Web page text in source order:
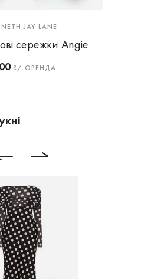
JAY LANE
сережки Angie
₴/ ОРЕНДА